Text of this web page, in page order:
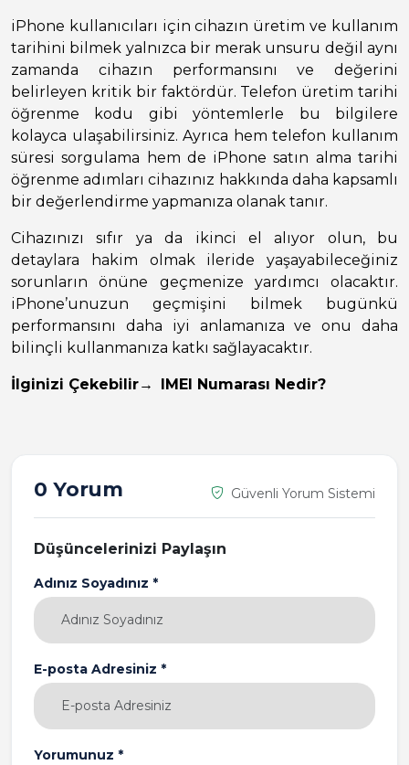
iPhone kullanıcıları için cihazın üretim ve kullanım
tarihini bilmek yalnızca bir merak unsuru değil aynı
zamanda cihazın performansını ve değerini
belirleyen kritik bir faktördür. Telefon üretim tarihi
öğrenme kodu gibi yöntemlerle bu bilgilere
kolayca ulaşabilirsiniz. Ayrıca hem telefon kullanım
süresi sorgulama hem de iPhone satın alma tarihi
öğrenme adımları cihazınız hakkında daha kapsamlı
bir değerlendirme yapmanıza olanak tanır.
Cihazınızı sıfır ya da ikinci el alıyor olun, bu
detaylara hakim olmak ileride yaşayabileceğiniz
sorunların önüne geçmenize yardımcı olacaktır.
iPhone’unuzun geçmişini bilmek bugünkü
performansını daha iyi anlamanıza ve onu daha
bilinçli kullanmanıza katkı sağlayacaktır.
İlginizi Çekebilir→ IMEI Numarası Nedir?
0 Yorum Güvenli Yorum Sistemi
Düşüncelerinizi Paylaşın
Adınız Soyadınız *
E-posta Adresiniz *
Yorumunuz *